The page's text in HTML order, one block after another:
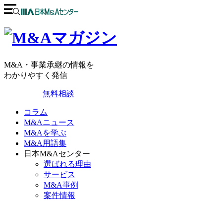
M&A・事業承継の情報を
わかりやすく発信
無料相談
コラム
M&Aニュース
M&Aを学ぶ
M&A用語集
日本M&Aセンター
選ばれる理由
サービス
M&A事例
案件情報